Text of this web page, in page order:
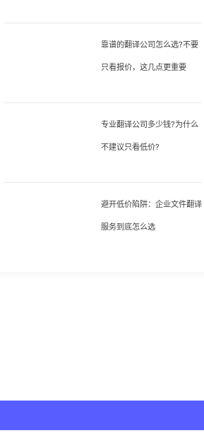
靠谱的翻译公司怎么选?不要
只看报价，这几点更重要
专业翻译公司多少钱?为什么
不建议只看低价?
避开低价陷阱：企业文件翻译
服务到底怎么选